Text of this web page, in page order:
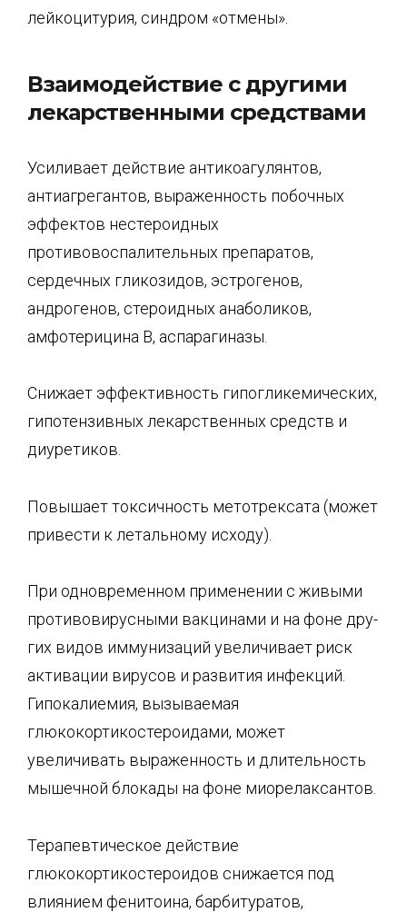
лейкоцитурия, син­дром «отмены».
Взаимодействие с другими
лекарственными средствами
Усиливает действие антикоагулянтов,
антиагрегантов, выраженность побочных
эффектов нестероидных
противовоспалительных препаратов,
сердечных гликозидов, эстрогенов,
андрогенов, стероидных анаболиков,
амфотерицина В, аспарагиназы.
Снижает эффективность гипогликемических,
гипотензивных лекарственных средств и
диуретиков.
Повышает токсичность метотрексата (может
привести к летальному исходу).
При одновременном применении с живыми
противовирусными вакцинами и на фоне дру­
гих видов иммунизаций увеличивает риск
активации вирусов и развития инфекций.
Гипокалиемия, вызываемая
глюкокортикостероидами, может
увеличивать выраженность и длительность
мышечной блокады на фоне миорелаксантов.
Терапевтическое действие
глюкокортикостероидов снижается под
влиянием фенитоина, барбитуратов,